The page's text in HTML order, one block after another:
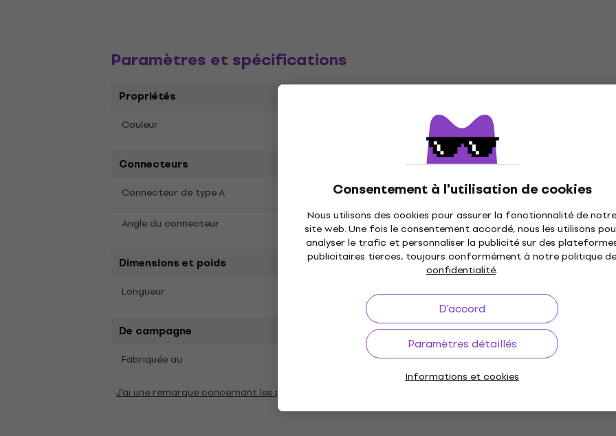
Consentement à l'utilisation de cookies
Nous utilisons des cookies pour assurer la fonctionnalité de notre
site web. Une fois le consentement accordé, nous les utilisons
analyser le trafic et personnaliser la publicité sur des
publicitaires tierces, toujours conformément à notre politique de
confidentialité.
D'accord
Paramètres détaillés
Informations et cookies
Paramètres et spécifications
Propriétés
Couleur
Connecteurs
Connecteur de type A RCA Cinch Male (2 x)
Connecteur de type B
Angle du connecteur
Droit - Droit
Dimensions et poids
Longueur
De campagne
Fabriquée au République Tchèque
J'ai une remarque concernant les paramètres